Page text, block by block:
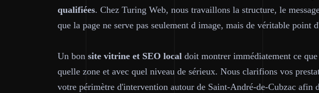
qualifiées. Chez Turing Web, nous travaillons la structure, le
que la page ne serve pas seulement d image, mais de véritable point
Un bon site vitrine et SEO local doit montrer immédiatement ce
quelle zone et avec quel niveau de sérieux. Nous clarifions vos
votre périmètre d'intervention autour de Saint-André-de-Cubzac afin